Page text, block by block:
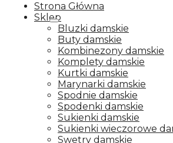
Strona Główna
Sklep
Bluzki damskie
Buty damskie
Kombinezony damskie
Komplety damskie
Kurtki damskie
Marynarki damskie
Spodnie damskie
Spodenki damskie
Sukienki damskie
Sukienki wieczorowe
Swetry damskie